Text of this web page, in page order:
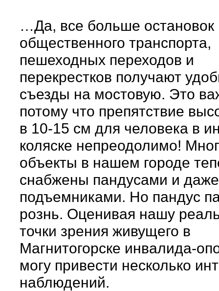
…Да, все больше остановок
общественного транспорта,
пешеходных переходов и
перекрестков получают
съезды на мостовую. Это
потому что препятствие
в 10-15 см для человека в
коляске непреодолимо!
объекты в нашем городе
снабжены пандусами и даже
подъемниками. Но пандус
рознь. Оценивая нашу
точки зрения живущего в
Магнитогорске инвалида-
могу привести несколько
наблюдений.